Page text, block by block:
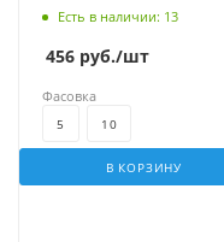
Есть в наличии: 13
456 руб./шт
В КОРЗИНУ
Фасовка
5 10